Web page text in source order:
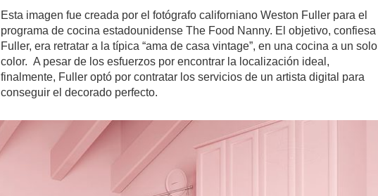
Esta imagen fue creada por el fotógrafo californiano Weston Fuller para el
programa de cocina estadounidense The Food Nanny. El objetivo, confiesa
Fuller, era retratar a la típica “ama de casa vintage”, en una cocina a un solo
color. A pesar de los esfuerzos por encontrar la localización ideal,
finalmente, Fuller optó por contratar los servicios de un artista digital para
conseguir el decorado perfecto.